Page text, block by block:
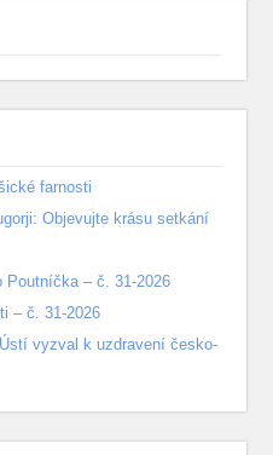
farnosti
Objevujte krásu setkání
Poutníčka – č. 31-2026
– č. 31-2026
vyzval k uzdravení česko-